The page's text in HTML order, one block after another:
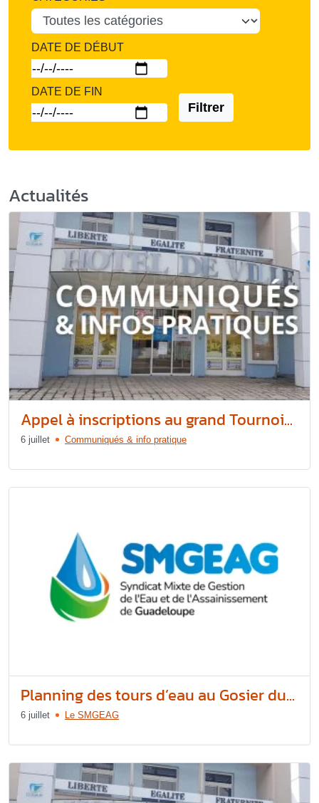
DATE DE DÉBUT
DATE DE FIN
Filtrer
Actualités
Appel à inscriptions au grand Tournoi...
6 juillet Communiqués & info pratique
Planning des tours d’eau au Gosier du...
6 juillet Le SMGEAG